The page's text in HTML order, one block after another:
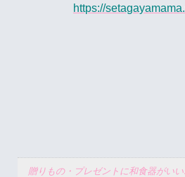
https://
贈りもの・プレゼントに和食器が